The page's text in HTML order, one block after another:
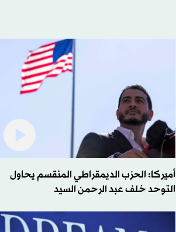
أميركا: الحزب الديمقراطي المنقسم يحاول
التوحد خلف عبد الرحمن السيد